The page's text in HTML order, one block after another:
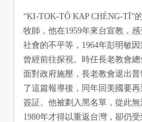
“KI-TOK-TÔ͘ KAP CHÈNG-TĪ”
牧師，他在1959年來台宣教，
社會的不平等，1964年彭明敏
曾經前往探視。時任長老教會
面對政府施壓，長老教會退出
了這篇報導後，同年回美國要
簽証。他被劃入黑名單，從此
1980年才得以重返台灣，卻仍受